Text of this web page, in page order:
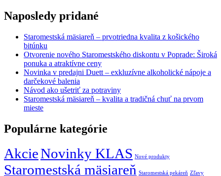
Naposledy pridané
Staromestská mäsiareň – prvotriedna kvalita z košického
bitúnku
Otvorenie nového Staromestského diskontu v Poprade: Široká
ponuka a atraktívne ceny
Novinka v predajni Duett – exkluzívne alkoholické nápoje a
darčekové balenia
Návod ako ušetriť za potraviny
Staromestská mäsiareň – kvalita a tradičná chuť na prvom
mieste
Populárne kategórie
AkcieNovinky KLAS Nové produkty
Staromestská mäsiareň Staromestská pekáreň Zľavy